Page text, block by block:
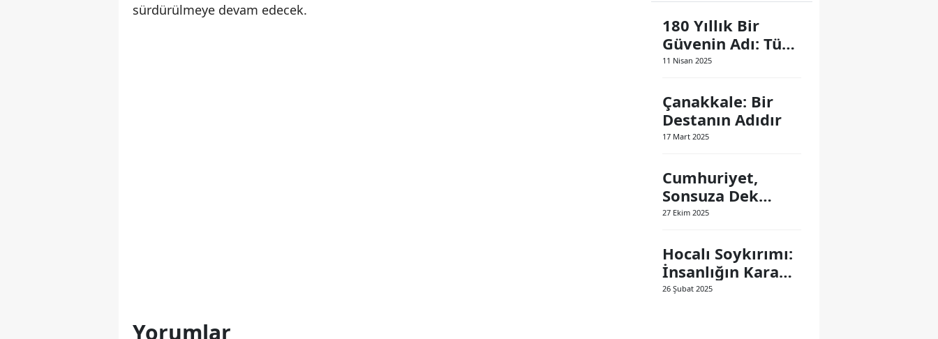
sürdürülmeye devam edecek.
Yorumlar
180 Yıllık Bir
Güvenin Adı: Türk
Polis Teşkilatı
11 Nisan 2025
Çanakkale: Bir
Destanın Adıdır
17 Mart 2025
Cumhuriyet,
Sonsuza Dek
Yaşayacak
27 Ekim 2025
Hocalı Soykırımı:
İnsanlığın Kara
Lekesi
26 Şubat 2025